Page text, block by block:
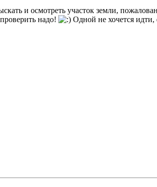
и осмотреть участок земли,
надо!
Одной не хочется идти,